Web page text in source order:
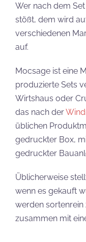
Wer nach dem
stößt, dem wird
verschiedenen
auf.
Mocsage ist eine
produzierte Sets
Wirtshaus oder
das nach der
üblichen
gedruckter Box,
gedruckter
Üblicherweise
wenn es gekauft
werden
zusammen mit